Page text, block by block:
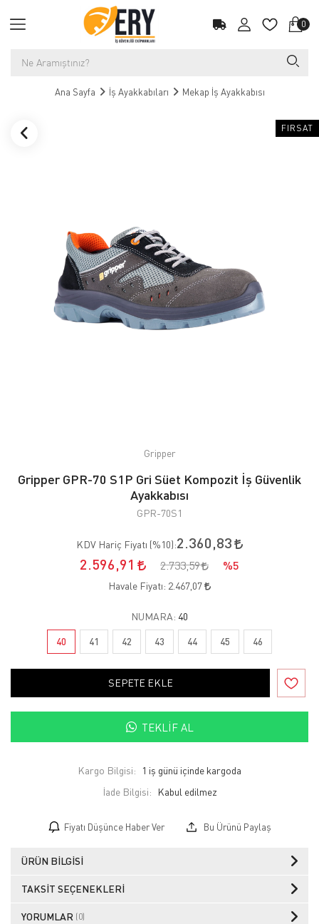
0
Ana Sayfa İş Ayakkabıları Mekap İş Ayakkabısı
FIRSAT
Gripper
Gripper GPR-70 S1P Gri Süet Kompozit İş Güvenlik
Ayakkabısı
GPR-70S1
KDV Hariç Fiyatı (%10):2.360,83
2.596,91
2.733,59 %5
Havale Fiyatı: 2.467,07
NUMARA: 40
40 41 42 43 44 45 46
SEPETE EKLE
TEKLIF AL
Kargo Bilgisi:
1 iş günü içinde kargoda
İade Bilgisi:
Fiyatı Düşünce Haber Ver Bu Ürünü Paylaş
ÜRÜN BILGISI
TAKSIT SEÇENEKLERI
YORUMLAR (0)